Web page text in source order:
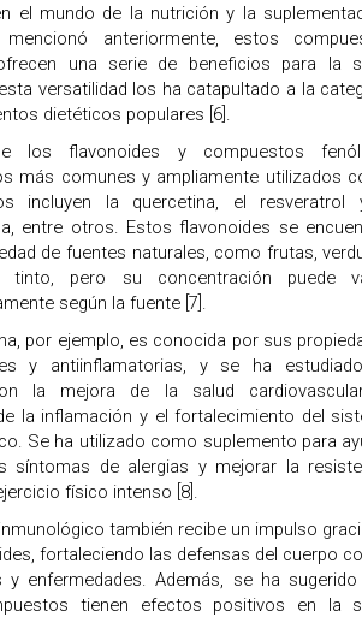
el mundo de la nutrición y la
anteriormente, estos
una serie de beneficios para la
versatilidad los ha catapultado a la
dietéticos populares [6].
los flavonoides y compuestos
más comunes y ampliamente utilizados
incluyen la quercetina, el resveratrol
entre otros. Estos flavonoides se
de fuentes naturales, como frutas,
pero su concentración puede
según la fuente [7].
por ejemplo, es conocida por sus
y antiinflamatorias, y se ha
la mejora de la salud
la inflamación y el fortalecimiento del
Se ha utilizado como suplemento para
síntomas de alergias y mejorar la
físico intenso [8].
también recibe un impulso
fortaleciendo las defensas del cuerpo
y enfermedades. Además, se ha
tienen efectos positivos en la